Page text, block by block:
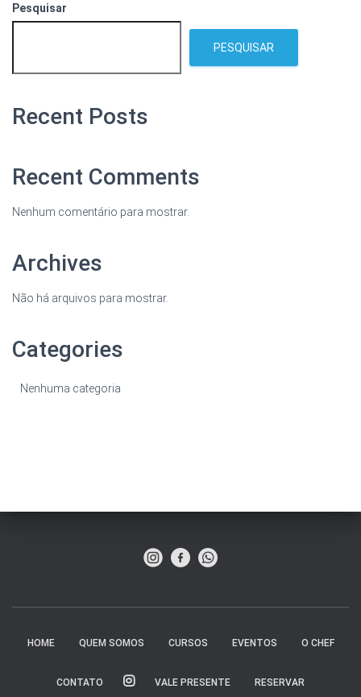
Pesquisar
PESQUISAR
Recent Posts
Recent Comments
Nenhum comentário para mostrar.
Archives
Não há arquivos para mostrar.
Categories
Nenhuma categoria
HOME QUEM SOMOS CURSOS EVENTOS O CHEF
CONTATO VALE PRESENTE RESERVAR